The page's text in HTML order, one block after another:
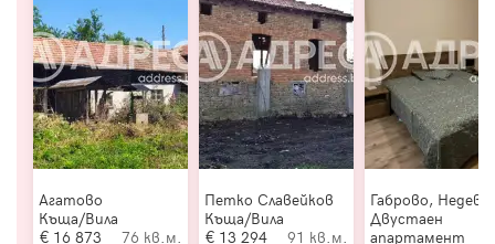
Агатово
Къща/Вила
16 873
76 кв.м.
Петко Славейков
Къща/Вила
13 294
91 кв.м.
Габрово,
Двустаен
апартамент